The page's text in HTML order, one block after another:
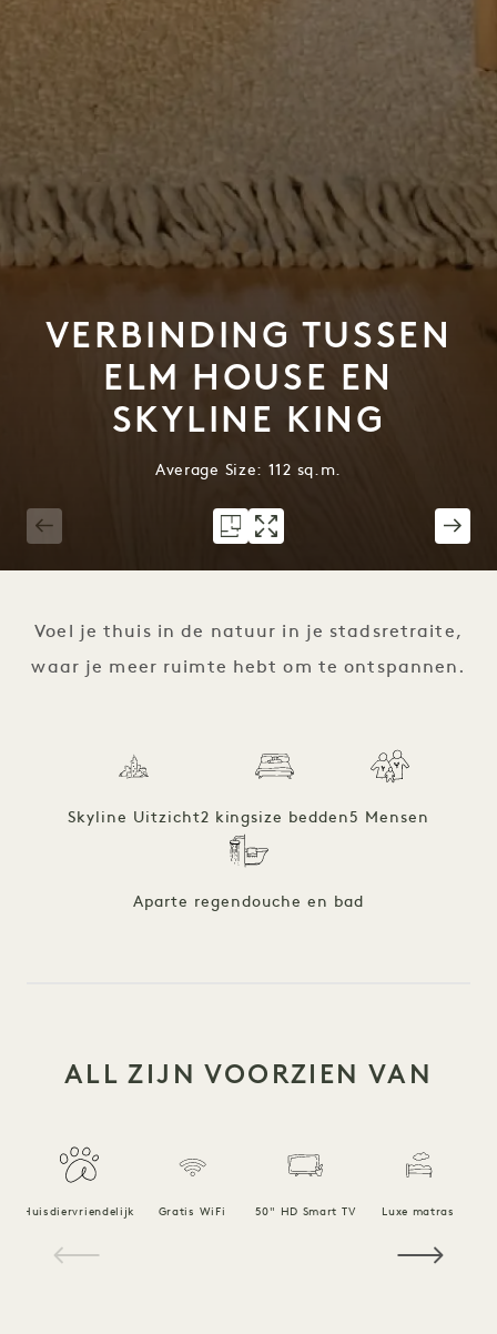
VERBINDING TUSSEN
ELM HOUSE EN
SKYLINE KING
Average Size: 112 sq.m.
Voel je thuis in de natuur in je stadsretraite,
waar je meer ruimte hebt om te ontspannen.
Skyline Uitzicht2 kingsize bedden 5 Mensen
Aparte regendouche en bad
ALL ZIJN VOORZIEN VAN
Huisdiervriendelijk Gratis WiFi 50" HD Smart TV
Luxe matras